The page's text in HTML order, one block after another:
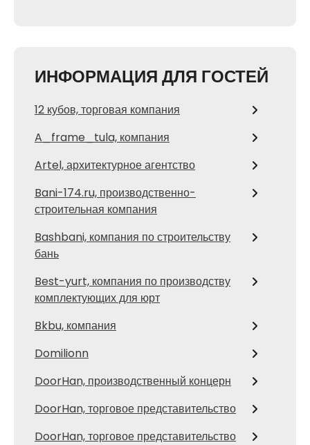
ИНФОРМАЦИЯ ДЛЯ ГОСТЕЙ
12 кубов, торговая компания
A_frame_tula, компания
Artel, архитектурное агентство
Bani-174.ru, производственно-
строительная компания
Bashbani, компания по строительству
бань
Best-yurt, компания по производству
комплектующих для юрт
Bkbu, компания
Domilionn
DoorHan, производственный концерн
DoorHan, торговое представительство
DoorHan, торговое представительство